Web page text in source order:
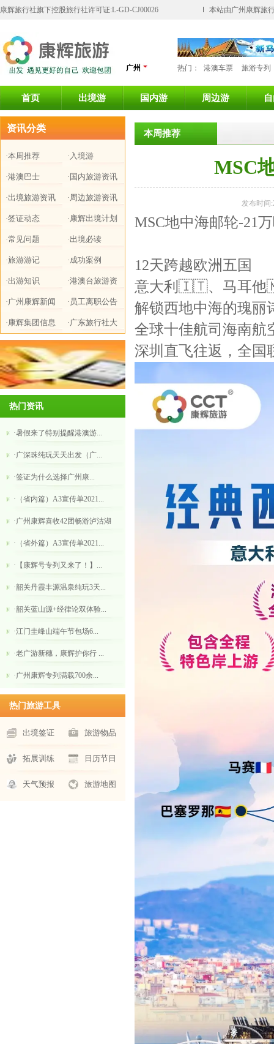
康辉旅行社旗下控股旅行社许可证:L-GD-CJ00026 本站由广州康辉旅
广州 热门： 港澳车票 旅游专列
首页 出境游 国内游 周边游
资讯分类
·本周推荐 ·入境游
·港澳巴士 ·国内旅游资讯
·出境旅游资讯 ·周边旅游资讯
·签证动态 ·康辉出境计划
·常见问题 ·出境必读
·旅游游记 ·成功案例
·出游知识 ·港澳台旅游资
讯
·广州康辉新闻 ·员工离职公告
·康辉集团信息 ·广东旅行社大
全
热门资讯
·暑假来了特别提醒港澳游...
·广深珠纯玩天天出发（广...
·​签证为什么选择广州康...
·（省内篇）A3宣传单2021...
·广州康辉喜收42团畅游泸沽湖
·（省外篇）A3宣传单2021...
·【康辉号专列又来了！】...
·韶关丹霞丰源温泉纯玩3天...
·韶关蓝山源+经律论双体验...
·江门圭峰山​端午节包场6...
·老广游新穗，康辉护你行 ...
·广州康辉专列满载700余...
热门旅游工具
出境签证 旅游物品
拓展训练 日历节日
天气预报 旅游地图
本周推荐
MSC
发布时间
MSC地中海邮轮-21
12天跨越欧洲五国
意大利🇮🇹、马耳
解锁西地中海的瑰丽
全球十佳航司海南航
深圳直飞往返，全国